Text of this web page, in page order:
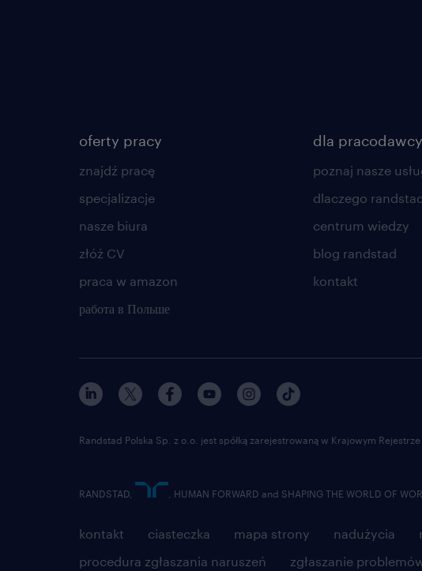
oferty pracy
znajdź pracę
specjalizacje
nasze biura
złóż CV
praca w amazon
работа в Польше
dla pracodawcy
poznaj nasze
dlaczego
centrum wiedzy
blog randstad
kontakt
kontakt ciasteczka mapa strony nadużycia
procedura zgłaszania naruszeń
zgłaszanie
Randstad Polska Sp. z o.o. jest spółką zarejestrowaną w Krajowym
RANDSTAD, , HUMAN FORWARD and SHAPING THE WORLD OF